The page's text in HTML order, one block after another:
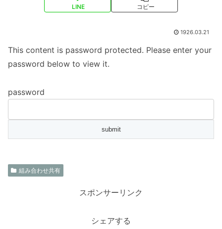
LINE コピー
1926.03.21
This content is password protected. Please enter your
password below to view it.
password
組み合わせ共有
スポンサーリンク
シェアする